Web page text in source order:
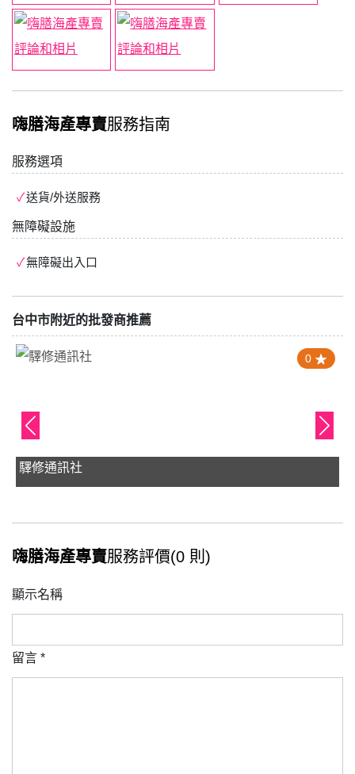
嗨膳海產專賣服務指南
服務選項
送貨/外送服務
無障礙設施
無障礙出入口
台中市附近的批發商推薦
0
驛修通訊社
嗨膳海產專賣服務評價(0 則)
顯示名稱
留言 *